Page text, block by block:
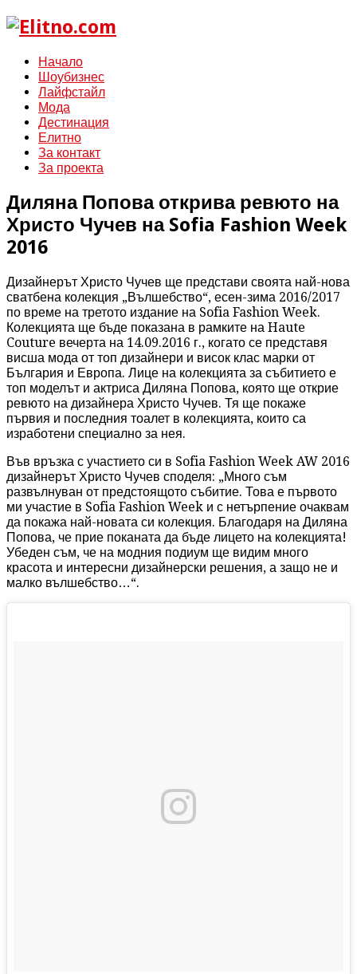
Начало
Шоубизнес
Лайфстайл
Мода
Дестинация
Елитно
За контакт
За проекта
Диляна Попова открива ревюто на
Христо Чучев на Sofia Fashion Week
2016
Дизайнерът Христо Чучев ще представи своята най-нова
сватбена колекция „Вълшебство“, есен-зима 2016/2017
по време на третото издание на Sofia Fashion Week.
Колекцията ще бъде показана в рамките на Haute
Couture вечерта на 14.09.2016 г., когато се представя
висша мода от топ дизайнери и висок клас марки от
България и Европа. Лице на колекцията за събитието е
топ моделът и актриса Диляна Попова, която ще открие
ревюто на дизайнера Христо Чучев. Тя ще покаже
първия и последния тоалет в колекцията, които са
изработени специално за нея.
Във връзка с участието си в Sofia Fashion Week AW 2016
дизайнерът Христо Чучев споделя: „Много съм
развълнуван от предстоящото събитие. Това е първото
ми участие в Sofia Fashion Week и с нетърпение очаквам
да покажа най-новата си колекция. Благодаря на Диляна
Попова, че прие поканата да бъде лицето на колекцията!
Убеден съм, че на модния подиум ще видим много
красота и интересни дизайнерски решения, а защо не и
малко вълшебство…“.